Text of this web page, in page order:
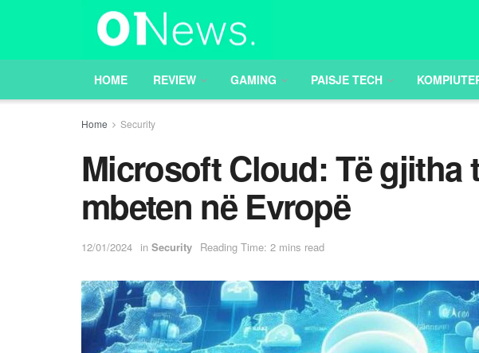
HOME REVIEW GAMING PAISJE TECH
Home Security
Microsoft Cloud: Të gjitha
mbeten në Evropë
12/01/2024 in Security Reading Time: 2 mins read